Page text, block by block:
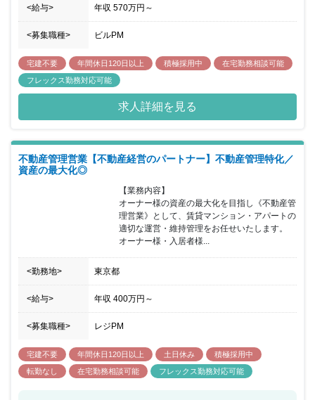
にはIPOも視野に入れています。 今回はそんな同社のコアメンバー
（将来の幹部候補）となり 部門の中心となって活躍してくださる方
の募集です。 全社的に残業は月3時間程度。残業が推奨される文化
<給与> 年収 570万円 ～
<募集職種> ビルPM
宅建不要 年間休日120日以上 積極採用中
在宅勤務相談可能
フレックス勤務対応可能
求人詳細を見る
不動産管理営業【不動産経営のパートナー】不動産管理特化／
資産の最大化◎
【業務内容】
オーナー様の資産の最大化を目指し《不動産管
理営業》として、賃貸マンション・アパートの
適切な運営・維持管理をお任せいたします。
オーナー様・⼊居者様...
<勤務地> 東京都
<給与> 年収 400万円 ～
<募集職種> レジPM
宅建不要 年間休日120日以上 土日休み
積極採用中
転勤なし
在宅勤務相談可能 フレックス勤務対応可能